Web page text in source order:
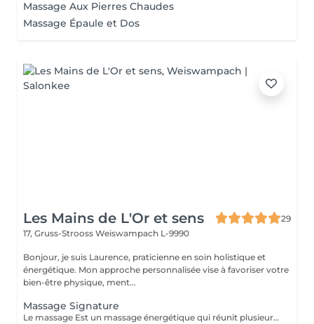
Massage Aux Pierres Chaudes
Massage Épaule et Dos
Les Mains de L'Or et sens
29
17, Gruss-Strooss Weiswampach L-9990
Bonjour, je suis Laurence, praticienne en soin holistique et
énergétique. Mon approche personnalisée vise à favoriser votre
bien-être physique, ment...
Massage Signature
Le massage Est un massage énergétique qui réunit plusieurs techniques de massages du monde (Tuina, Lomi-lomi, Californien, Suédois et Ayurvédique), l'aromathérapie et l'énergie du magnétisme qui réveille les processus naturels d'autoguérison du corps en déchargeant les mémoires émotionnelles encombrantes et les toxines. Véritable invitation à la reconnexion à soi, c'est une psychothérapie pour le corps qui permet de laisser s'opérer tout un développement réparateur et initiateur, ouvrant la mémoire du corps, qui nettoie peu à peu les anciens traumas et laisse l'énergie de vie circuler librement permettant un véritable bien-être et apportant un lâcher prise physique et mental de manière impressionnante. Ce massage profondément relaxant peut aider à soulager le stress, l'anxiété, les tensions musculaires, les douleurs chroniques et à améliorer la circulation sanguine et lymphatique. Il est également utile pour stimuler le système immunitaire et renforcer le corps. Il peut également être bénéfique pour les personnes souffrant de problèmes de sommeil et de troubles digestifs. Ce massage est pratiqué sur l'ensemble du corps avec un mélange d'huiles végétales et d'huiles essentielles Ne pas s'exposer au soleil ou aux UV pendant au moins 6h après ce massage. La durée de la prestations inclus le temps d'installation